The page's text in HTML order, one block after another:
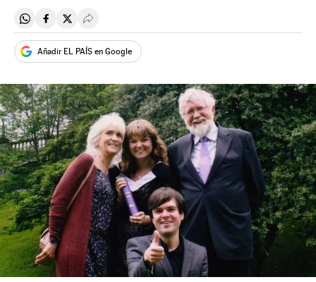
Compartir en Whatsapp
Compartir en Facebook
Compartir en Twitter
Desplegar Redes Sociales
Añadir EL PAÍS en Google